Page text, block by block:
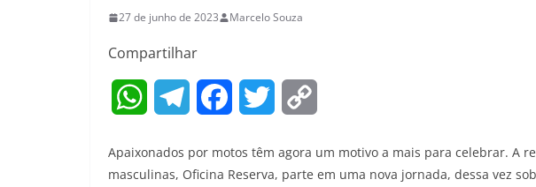
27 de junho de 2023 Marcelo Souza
Compartilhar
W
a
l
c
p
Apaixonados por motos têm agora um motivo a mais para celebrar. A
masculinas, Oficina Reserva, parte em uma nova jornada, dessa vez